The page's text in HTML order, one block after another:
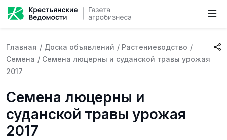
Главная / Доска объявлений / Растениеводство /
Семена / Семена люцерны и суданской травы урожая
2017
Семена люцерны и
суданской травы урожая
2017